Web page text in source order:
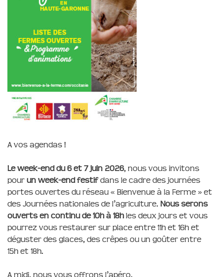
A vos agendas !
Le week-end du 6 et 7 juin 2026, nous vous invitons
pour un week-end festifdans le cadre des journées
portes ouvertes du réseau « Bienvenue à la Ferme » et
des Journées nationales de l’agriculture. Nous serons
ouverts en continu de 10h à 18hles deux jours et vous
pourrez vous restaurer sur place entre 11h et 16h et
déguster des glaces, des crêpes ou un goûter entre
15h et 18h.
A midi, nous vous offrons l’apéro.